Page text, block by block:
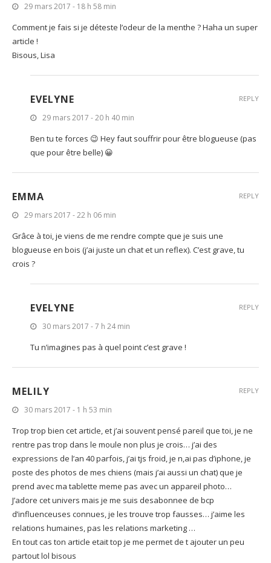
29 mars 2017 - 18 h 58 min
Comment je fais si je déteste l’odeur de la menthe ? Haha un super
article !
Bisous, Lisa
EVELYNE
29 mars 2017 - 20 h 40 min
Ben tu te forces 😉 Hey faut souffrir pour être blogueuse (pas
que pour être belle) 😀
REPLY
EMMA
29 mars 2017 - 22 h 06 min
Grâce à toi, je viens de me rendre compte que je suis une
blogueuse en bois (j’ai juste un chat et un reflex). C’est grave, tu
crois ?
REPLY
EVELYNE
30 mars 2017 - 7 h 24 min
Tu n’imagines pas à quel point c’est grave !
REPLY
MELILY
30 mars 2017 - 1 h 53 min
Trop trop bien cet article, et j’ai souvent pensé pareil que toi, je ne
rentre pas trop dans le moule non plus je crois… j’ai des
expressions de l’an 40 parfois, j’ai tjs froid, je n,ai pas d’iphone, je
poste des photos de mes chiens (mais j’ai aussi un chat) que je
prend avec ma tablette meme pas avec un appareil photo…
J’adore cet univers mais je me suis desabonnee de bcp
d’influenceuses connues, je les trouve trop fausses… j’aime les
relations humaines, pas les relations marketing …
En tout cas ton article etait top je me permet de t ajouter un peu
partout lol bisous
REPLY